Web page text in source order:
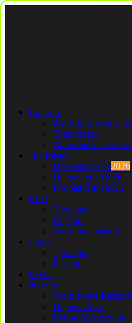
Новости
Футбол Казахстана
Трансферы
Сборная
Трансферы
Премьер Лига2026
Первая лига2026
Вторая Лига2026
КПЛ
Тренеры
Рефери
Составы команд
1 Лига
Тренеры
Рефери
Клубы
Футзал
Чемпионат
Первая лига
Кубок Казахстана